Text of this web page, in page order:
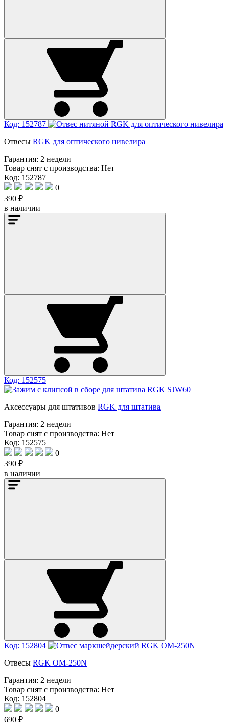
Код: 152787
Отвесы RGK для оптического нивелира
Гарантия: 2 недели
Товар снят с производства: Нет
Код: 152787
0
390 ₽
в наличии
Код: 152575
Аксессуары для штативов RGK для штатива
Гарантия: 2 недели
Товар снят с производства: Нет
Код: 152575
0
390 ₽
в наличии
Код: 152804
Отвесы RGK OM-250N
Гарантия: 2 недели
Товар снят с производства: Нет
Код: 152804
0
690 ₽